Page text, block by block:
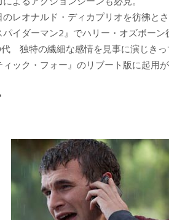
オナルド・ディカプリオを彷彿と
パイダーマン2』でハリー・オズボー
独特の繊細な感情を見事に演じき
ック・フォー』のリブート版に起用